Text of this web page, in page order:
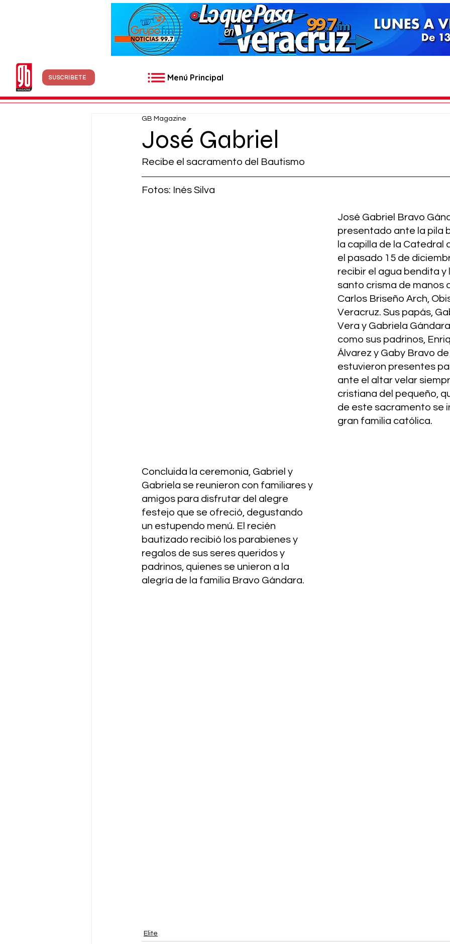
SUSCRÍBETE Menú Principal
José Gabriel
GB Magazine
Recibe el sacramento del Bautismo
Fotos: Inés Silva
José Gabriel Bravo
presentado ante la pila
la capilla de la Catedral
el pasado 15 de
recibir el agua bendita y
santo crisma de manos
Carlos Briseño Arch,
Veracruz. Sus papás,
Vera y Gabriela
como sus padrinos,
Álvarez y Gaby Bravo
estuvieron presentes
ante el altar velar
cristiana del pequeño,
de este sacramento se
gran familia católica.
Concluida la ceremonia, Gabriel y
Gabriela se reunieron con familiares y
amigos para disfrutar del alegre
festejo que se ofreció, degustando
un estupendo menú. El recién
bautizado recibió los parabienes y
regalos de sus seres queridos y
padrinos, quienes se unieron a la
alegría de la familia Bravo Gándara.
Elite